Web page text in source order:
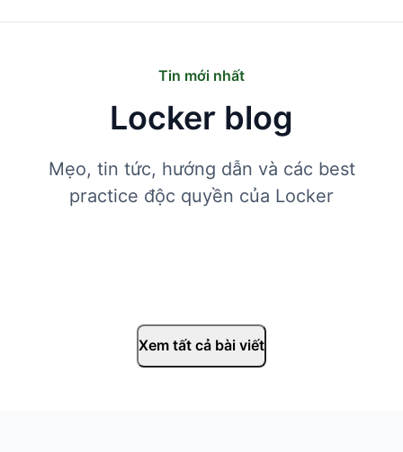
Tin mới nhất
Locker blog
Mẹo, tin tức, hướng dẫn và các best
practice độc quyền của Locker
Xem tất cả bài viết